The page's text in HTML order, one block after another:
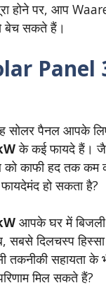
होने पर, आप
बेच सकते हैं।
Panel
पैनल आपके
के कई फायदे हैं।
को काफी हद तक
हो सकता है?
आपके घर में
दिलचस्प
तकनीकी सहायता
मिल सकते हैं?